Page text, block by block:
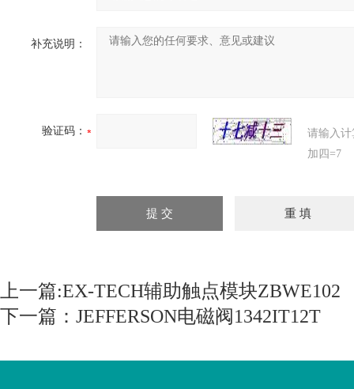
补充说明：
验证码：
请输入
加四=7
上一篇:EX-TECH辅助触点模块ZBWE102
下一篇： JEFFERSON电磁阀1342IT12T